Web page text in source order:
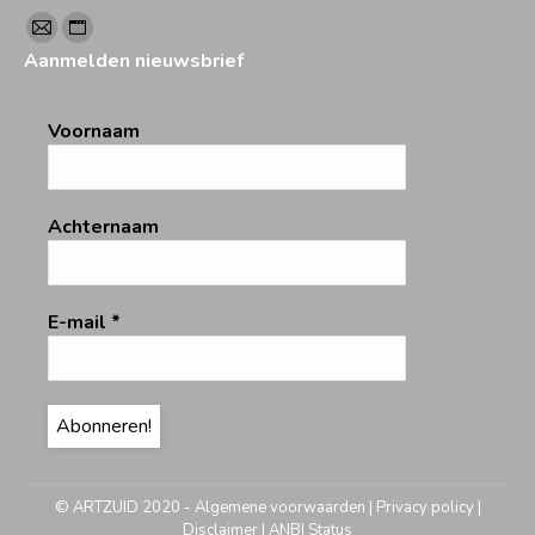
Vind ons op:
Mail
page
in
window
Website
page
in
window
Aanmelden nieuwsbrief
Voornaam
Achternaam
E-mail *
© ARTZUID 2020 - Algemene voorwaarden | Privacy policy |
Disclaimer | ANBI Status